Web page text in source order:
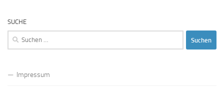
SUCHE
Suchen
nach:
Impressum